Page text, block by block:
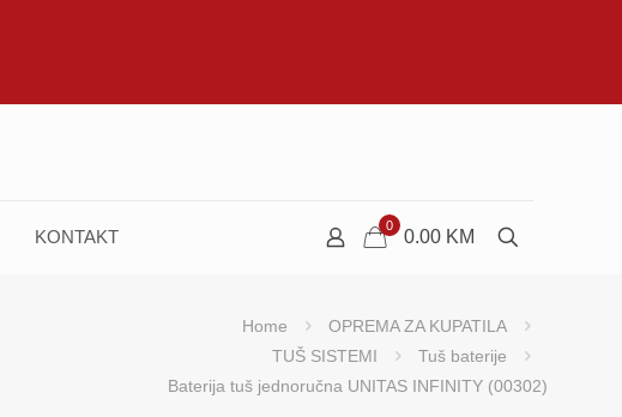
KONTAKT
0
0.00 KM
Home
OPREMA ZA KUPATILA
TUŠ SISTEMI
Tuš baterije
Baterija tuš jednoručna UNITAS INFINITY (00302)